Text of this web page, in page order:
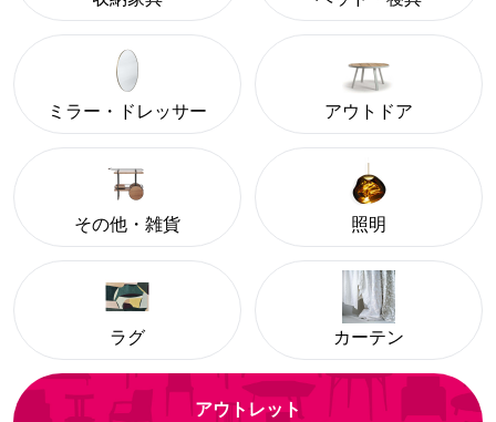
ミラー・ドレッサー アウトドア
その他・雑貨 照明
ラグ カーテン
アウトレット